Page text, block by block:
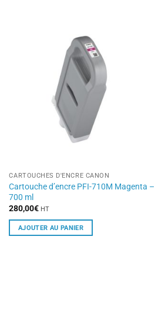
CARTOUCHES D'ENCRE CANON
Cartouche d’encre PFI-710M Magenta –
700 ml
280,00€ HT
AJOUTER AU PANIER